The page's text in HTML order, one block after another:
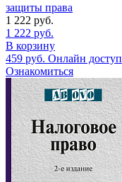
защиты права
1 222 руб.
1 222 руб.
В корзину
459 руб. Онлайн доступ
Ознакомиться